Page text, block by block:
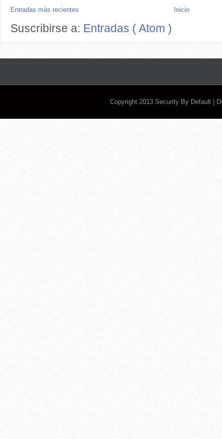
Entradas más recientes Inicio
Suscribirse a: Entradas ( Atom )
Copyright 2013 Security By Default |